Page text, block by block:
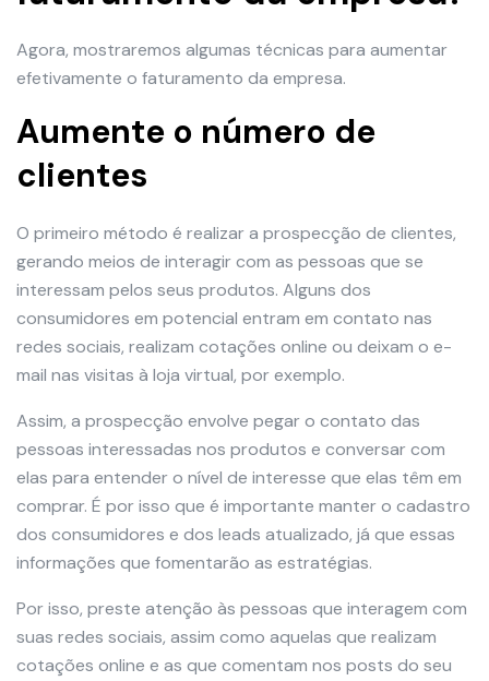
Agora, mostraremos algumas técnicas para aumentar
efetivamente o faturamento da empresa.
Aumente o número de
clientes
O primeiro método é realizar a prospecção de clientes,
gerando meios de interagir com as pessoas que se
interessam pelos seus produtos. Alguns dos
consumidores em potencial entram em contato nas
redes sociais, realizam cotações online ou deixam o e-
mail nas visitas à loja virtual, por exemplo.
Assim, a prospecção envolve pegar o contato das
pessoas interessadas nos produtos e conversar com
elas para entender o nível de interesse que elas têm em
comprar. É por isso que é importante manter o cadastro
dos consumidores e dos leads atualizado, já que essas
informações que fomentarão as estratégias.
Por isso, preste atenção às pessoas que interagem com
suas redes sociais, assim como aquelas que realizam
cotações online e as que comentam nos posts do seu